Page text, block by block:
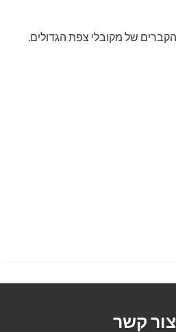
צור קשר